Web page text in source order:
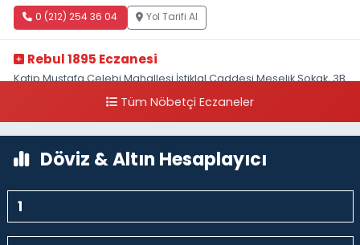
0 (212) 254 36 04 Yol Tarifi Al
Rebul 1895 Eczanesi
Katip Mustafa Çelebi Mahallesi İstiklal Caddesi Meşelik Sokak, 3B
Tüm Nöbetçi Eczaneler
Döviz & Altın Hesaplayıcı